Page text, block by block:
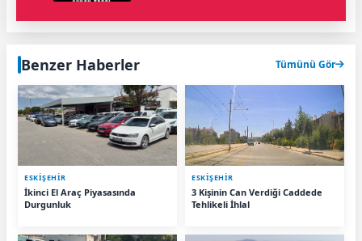
Benzer Haberler Tümünü Gör
ESKIŞEHIR
İkinci El Araç Piyasasında
Durgunluk
ESKIŞEHIR
3 Kişinin Can Verdiği Caddede
Tehlikeli İhlal